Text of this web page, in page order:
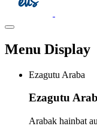
Menu Display
Ezagutu Araba
Ezagutu
Arabak hainbat